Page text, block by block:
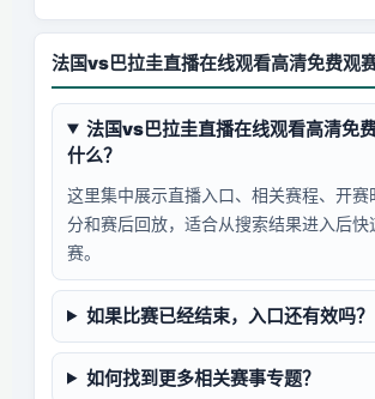
法国vs巴拉圭直播在线观看高清免费观
法国vs巴拉圭直播在线观看高清免
什么？
这里集中展示直播入口、相关赛程、开赛
分和赛后回放，适合从搜索结果进入后快
赛。
如果比赛已经结束，入口还有效吗？
如何找到更多相关赛事专题？